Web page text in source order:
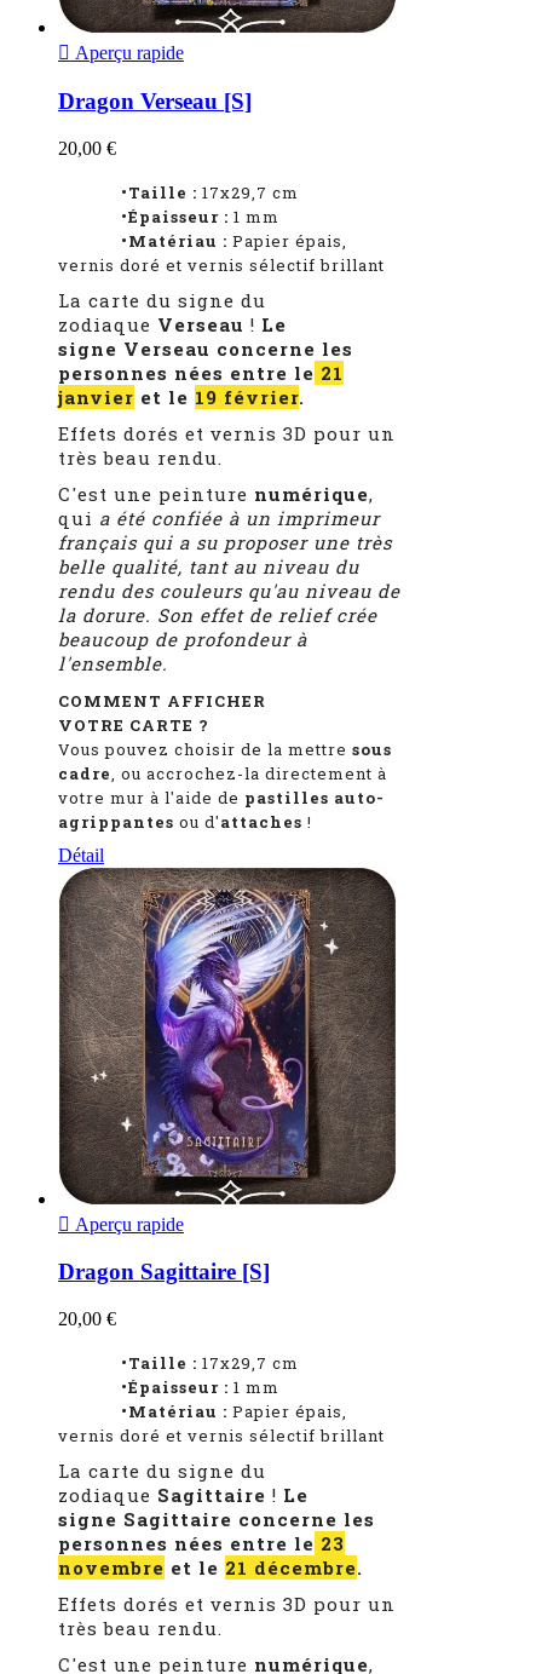
 Aperçu rapide
Dragon Verseau [S]
20,00 €
•Taille : 17x29,7 cm
•Épaisseur : 1 mm
•Matériau : Papier épais,
vernis doré et vernis sélectif brillant
La carte du signe du
zodiaque Verseau ! Le
signe Verseau concerne les
personnes nées entre le 21
janvier et le 19 février.
Effets dorés et vernis 3D pour un
très beau rendu.
C'est une peinture numérique,
qui a été confiée à un imprimeur
français qui a su proposer une très
belle qualité, tant au niveau du
rendu des couleurs qu'au niveau de
la dorure. Son effet de relief crée
beaucoup de profondeur à
l'ensemble.
COMMENT AFFICHER
VOTRE CARTE ?
Vous pouvez choisir de la mettre sous
cadre , ou accrochez-la directement à
votre mur à l'aide de pastilles auto-
agrippantes ou d'attaches !
Détail
 Aperçu rapide
Dragon Sagittaire [S]
20,00 €
•Taille : 17x29,7 cm
•Épaisseur : 1 mm
•Matériau : Papier épais,
vernis doré et vernis sélectif brillant
La carte du signe du
zodiaque Sagittaire ! Le
signe Sagittaire concerne les
personnes nées entre le 23
novembre et le 21 décembre.
Effets dorés et vernis 3D pour un
très beau rendu.
C'est une peinture numérique,